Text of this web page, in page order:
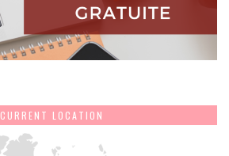
CURRENT LOCATION